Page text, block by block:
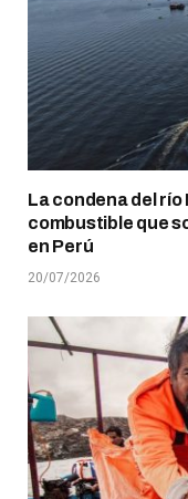
La condena del río
combustible que
en Perú
20/07/2026